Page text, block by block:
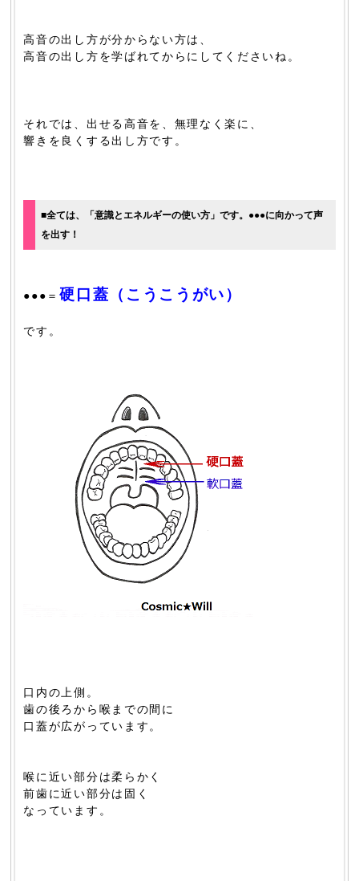
高音の出し方が分からない方は、
高音の出し方を学ばれてからにしてくださいね。
それでは、出せる高音を、無理なく楽に、
響きを良くする出し方です。
■全ては、「意識とエネルギーの使い方」です。●●●に向かって声
を出す！
●●●＝硬口蓋（こうこうがい）
です。
口内の上側。
歯の後ろから喉までの間に
口蓋が広がっています。
喉に近い部分は柔らかく
前歯に近い部分は固く
なっています。